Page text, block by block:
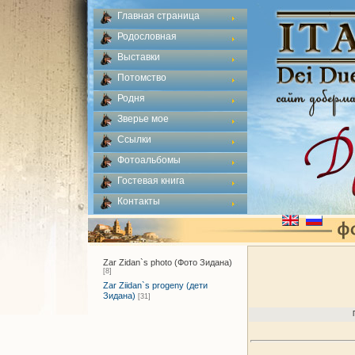
Главная страница
Родословная
Выставки
Потомство
Родня
Зверье мое
Ссылки
Фотоальбомы
Гостевая книга
Контакты
Zar Zidan`s photo (Фото Зидана)
[8]
Zar Ziidan`s progeny (дети
Зидана) [31]